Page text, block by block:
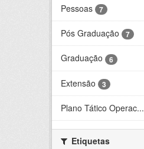
Pessoas 7
Pós Graduação 7
Graduação 6
Extensão 3
Plano Tático Operac...
Etiquetas